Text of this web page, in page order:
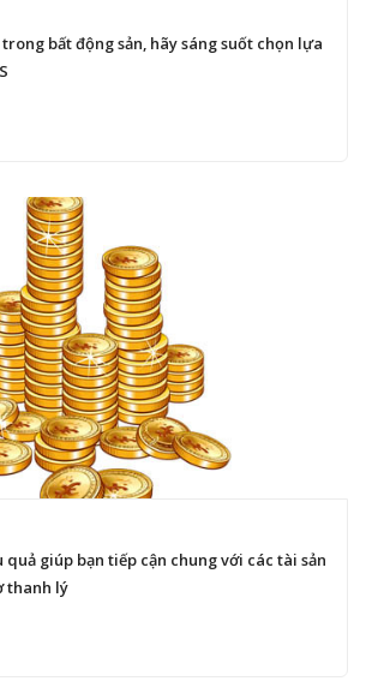
bất động sản, hãy sáng suốt chọn lựa
quả giúp bạn tiếp cận chung với các tài sản
thanh lý